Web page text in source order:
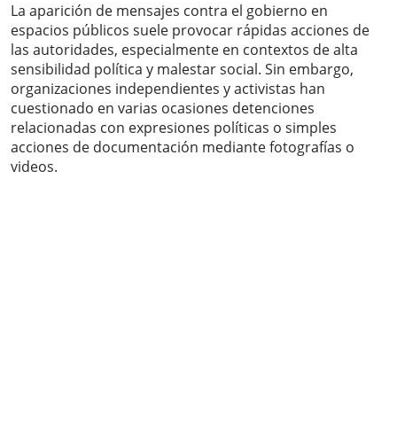
La aparición de mensajes contra el gobierno en
espacios públicos suele provocar rápidas acciones de
las autoridades, especialmente en contextos de alta
sensibilidad política y malestar social. Sin embargo,
organizaciones independientes y activistas han
cuestionado en varias ocasiones detenciones
relacionadas con expresiones políticas o simples
acciones de documentación mediante fotografías o
videos.